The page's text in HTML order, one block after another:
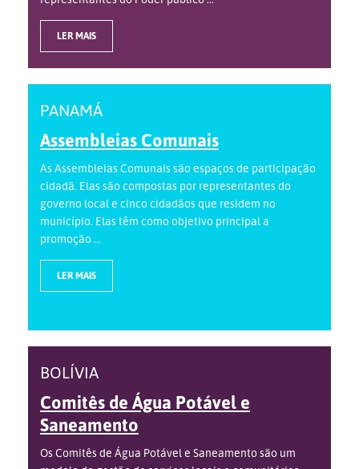
LER MAIS
PANAMÁ
Assembleias Comunais
As Assembleias Comunais são espaços de participação
cidadã. Elas são compostas por representantes do
governo local e cinco cidadãos que residem no
município. Elas têm como objetivo principal a
promoção ...
LER MAIS
BOLÍVIA
Comitês de Água Potável e
Saneamento
Os Comitês de Água Potável e Saneamento são um